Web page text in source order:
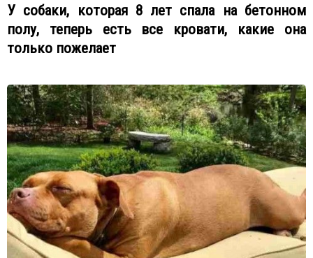
У собаки, которая 8 лет спала на бетонном
полу, теперь есть все кровати, какие она
только пожелает